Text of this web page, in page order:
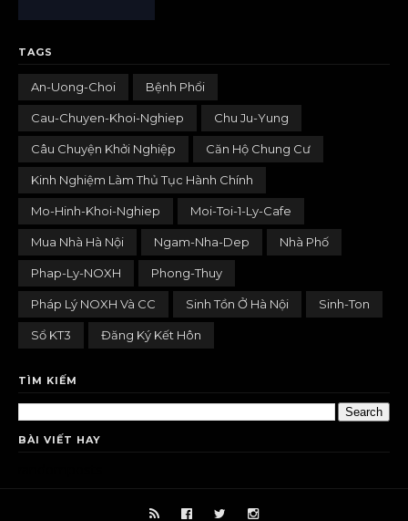
TAGS
An-Uong-Choi Bệnh Phổi
Cau-Chuyen-Khoi-Nghiep Chu Ju-Yung
Câu Chuyện Khởi Nghiệp Căn Hộ Chung Cư
Kinh Nghiệm Làm Thủ Tục Hành Chính
Mo-Hinh-Khoi-Nghiep Moi-Toi-1-Ly-Cafe
Mua Nhà Hà Nội Ngam-Nha-Dep Nhà Phố
Phap-Ly-NOXH Phong-Thuy
Pháp Lý NOXH Và CC Sinh Tồn Ở Hà Nội Sinh-Ton
Sổ KT3 Đăng Ký Kết Hôn
TÌM KIẾM
BÀI VIẾT HAY